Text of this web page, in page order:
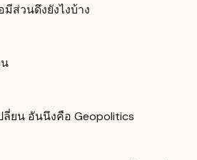
ส่วนดึงยังไงบ้าง
ยน อันนึงคือ Geopolitics